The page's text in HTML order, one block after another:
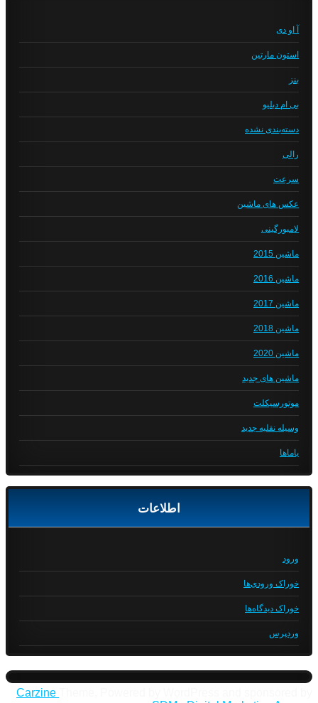
آ او دی
استون مارتین
بنز
بی ام دبلیو
دسته‌بندی نشده
رالی
سرعت
عکس های ماشین
لامبورگینی
ماشین 2015
ماشین 2016
ماشین 2017
ماشین 2018
ماشین 2020
ماشین های جدید
موتورسیکلت
وسیله نقلیه جدید
یاماها
اطلاعات
ورود
خوراک ورودی‌ها
خوراک دیدگاه‌ها
وردپرس
Carzine